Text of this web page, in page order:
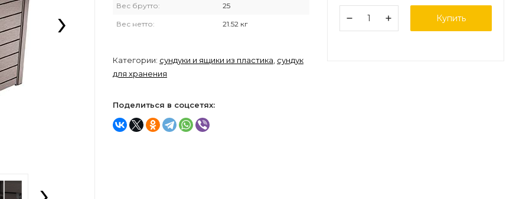
› Вес брутто: 25
Вес нетто: 21.52 кг
Категории: сундуки и ящики из пластика сундук
для хранения
Поделиться в соцсетях:
Купить